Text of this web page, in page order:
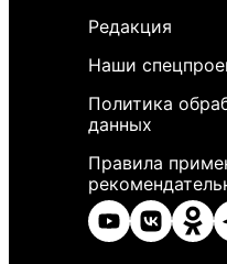
Редакция
Наши
Политика
данных
Правила